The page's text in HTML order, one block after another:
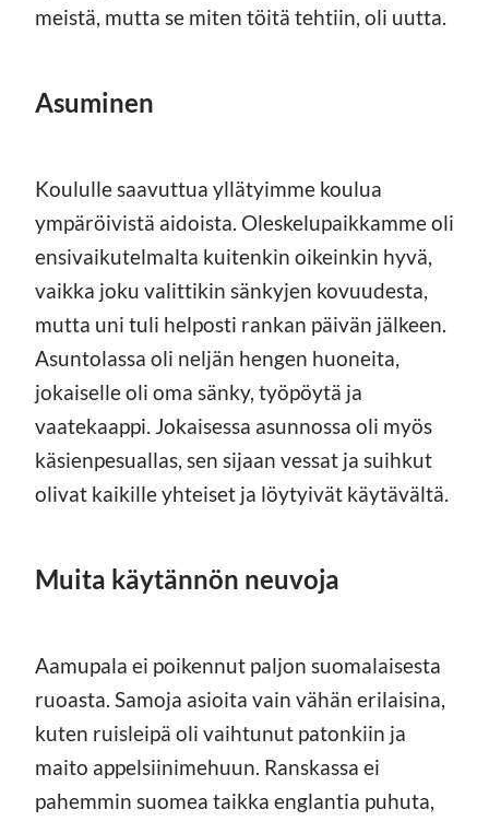
meistä, mutta se miten töitä tehtiin, oli uutta.
Asuminen
Koululle saavuttua yllätyimme koulua
ympäröivistä aidoista. Oleskelupaikkamme oli
ensivaikutelmalta kuitenkin oikeinkin hyvä,
vaikka joku valittikin sänkyjen kovuudesta,
mutta uni tuli helposti rankan päivän jälkeen.
Asuntolassa oli neljän hengen huoneita,
jokaiselle oli oma sänky, työpöytä ja
vaatekaappi. Jokaisessa asunnossa oli myös
käsienpesuallas, sen sijaan vessat ja suihkut
olivat kaikille yhteiset ja löytyivät käytävältä.
Muita käytännön neuvoja
Aamupala ei poikennut paljon suomalaisesta
ruoasta. Samoja asioita vain vähän erilaisina,
kuten ruisleipä oli vaihtunut patonkiin ja
maito appelsiinimehuun. Ranskassa ei
pahemmin suomea taikka englantia puhuta,